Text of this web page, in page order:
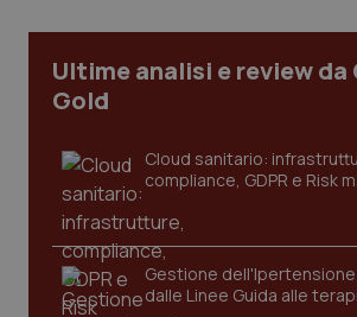
Ultime analisi e review da
Gold
Cloud sanitario:
compliance, GDPR e Risk
Gestione
dalle Linee Guida alle
sito web abilitandone funzionalità di
protette del sito. Il sito web non è in
funzionare correttamente senza questi
VISITOR_PRIVACY_METADATA